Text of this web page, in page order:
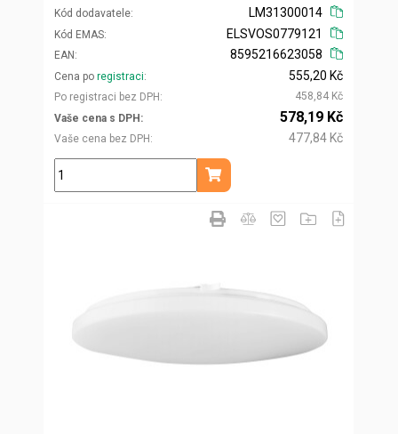
Kód dodavatele
LM31300014
Kód EMAS
EAN
ELSVOS0779121
8595216623058
Cena po registraci
Po registraci bez DPH
555,20 Kč
458,84 Kč
Vaše cena s DPH
Vaše cena bez DPH
578,19 Kč
477,84 Kč
ks
Přidat do košíku